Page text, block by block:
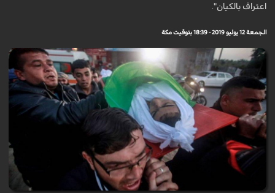
اعتراف بالكيان".
الجمعة 12 يوليو 2019 - 18:39 بتوقيت مكة